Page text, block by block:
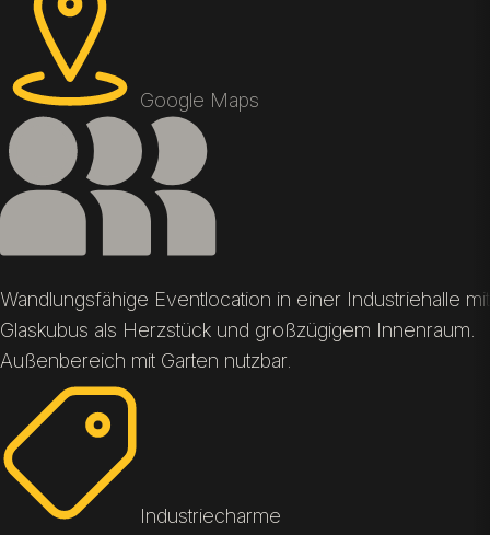
Google Maps
Wandlungsfähige Eventlocation in einer Industriehalle mit
Glaskubus als Herzstück und großzügigem Innenraum.
Außenbereich mit Garten nutzbar.
Industriecharme